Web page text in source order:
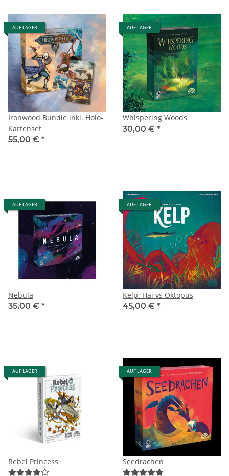
AUF LAGER
Ironwood Bundle inkl. Holo-
Kartenset
55,00 € *
AUF LAGER
Whispering Woods
30,00 € *
AUF LAGER
Nebula
35,00 € *
AUF LAGER
Kelp: Hai vs Oktopus
45,00 € *
AUF LAGER
Rebel Princess
AUF LAGER
Seedrachen